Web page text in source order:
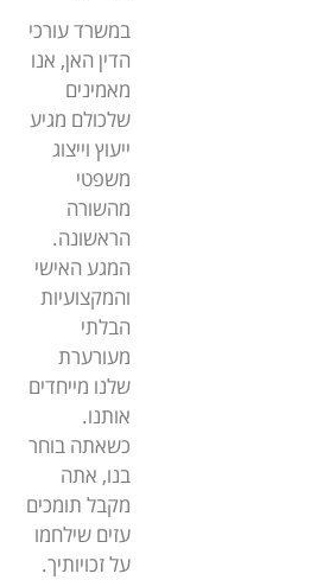
במשרד עורכי
הדין האן, אנו
מאמינים
שלכולם מגיע
ייעוץ וייצוג
משפטי
מהשורה
הראשונה.
המגע האישי
והמקצועיות
הבלתי
מעורערת
שלנו מייחדים
אותנו.
כשאתה בוחר
בנו, אתה
מקבל תומכים
עזים שילחמו
על זכויותיך.